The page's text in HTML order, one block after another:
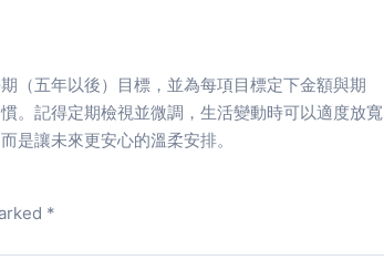
（五年以後）目標，並為每項目標定下金額與期
。記得定期檢視並微調，生活變動時可以適度放寬
是讓未來更安心的溫柔安排。
*